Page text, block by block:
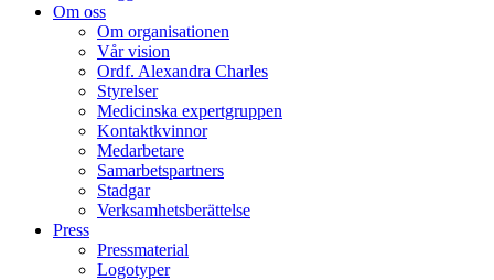
Om oss
Om organisationen
Vår vision
Ordf. Alexandra Charles
Styrelser
Medicinska expertgruppen
Kontaktkvinnor
Medarbetare
Samarbetspartners
Stadgar
Verksamhetsberättelse
Press
Pressmaterial
Logotyper